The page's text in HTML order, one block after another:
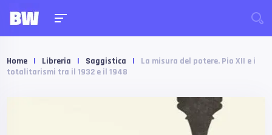
Home | Libreria | Saggistica |
La misura del potere. Pio XII e i
totalitarismi tra il 1932 e il 1948